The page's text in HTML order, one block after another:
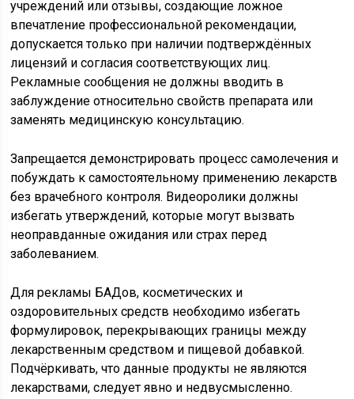
учреждений или отзывы, создающие ложное
впечатление профессиональной рекомендации,
допускается только при наличии подтверждённых
лицензий и согласия соответствующих лиц.
Рекламные сообщения не должны вводить в
заблуждение относительно свойств препарата или
заменять медицинскую консультацию.
Запрещается демонстрировать процесс самолечения и
побуждать к самостоятельному применению лекарств
без врачебного контроля. Видеоролики должны
избегать утверждений, которые могут вызвать
неоправданные ожидания или страх перед
заболеванием.
Для рекламы БАДов, косметических и
оздоровительных средств необходимо избегать
формулировок, перекрывающих границы между
лекарственным средством и пищевой добавкой.
Подчёркивать, что данные продукты не являются
лекарствами, следует явно и недвусмысленно.